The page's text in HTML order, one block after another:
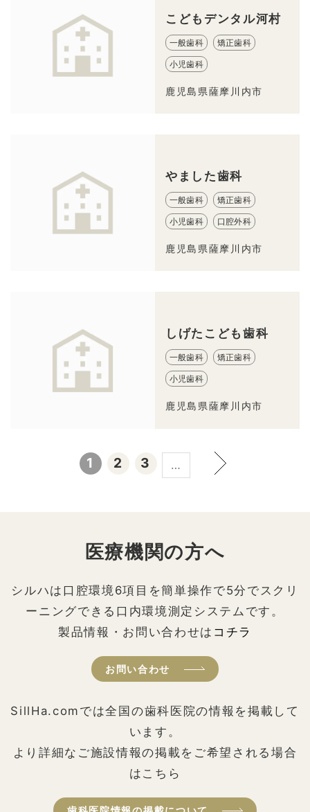
こどもデンタル河村
一般歯科 矯正歯科
小児歯科
鹿児島県薩摩川内市
やました歯科
一般歯科 矯正歯科
小児歯科 口腔外科
鹿児島県薩摩川内市
しげたこども歯科
一般歯科 矯正歯科
小児歯科
鹿児島県薩摩川内市
1 2 3 …
医療機関の方へ
シルハは口腔環境6項目を簡単操作で5分でスクリ
ーニングできる口内環境測定システムです。
製品情報・お問い合わせは コチラ
お問い合わせ
SillHa.comでは全国の歯科医院の情報を掲載して
います。
より詳細なご施設情報の掲載をご希望される場合
はこちら